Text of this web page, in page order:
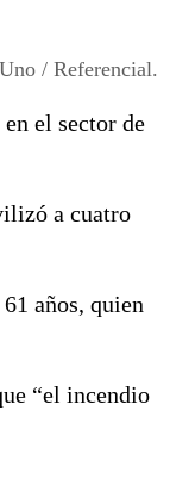
/ Referencial.
el sector de
a cuatro
años, quien
“el incendio